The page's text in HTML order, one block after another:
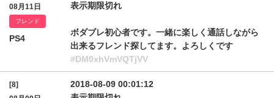
08月11日
フレンド
PS4
表示期限切れ
ボダブレ初心者です。一緒に楽しく通話しながら
出来るフレンド探してます。よろしくです
#DM0xhVmVQTjVV
[8]
2018-08-09 00:01:12